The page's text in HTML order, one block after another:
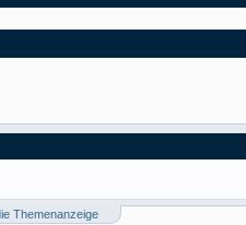
Themenanzeige